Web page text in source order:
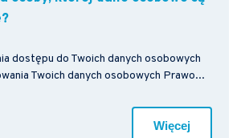
dostępu do Twoich danych osobowych
Twoich danych osobowych Prawo...
Więcej